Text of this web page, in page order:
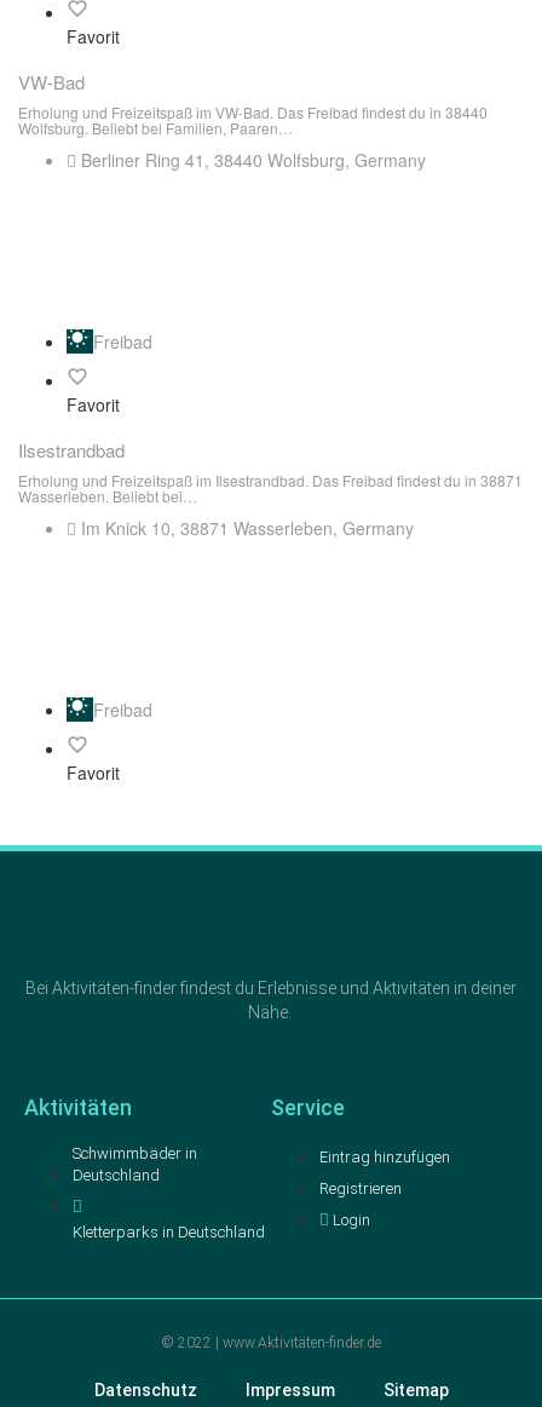
Favorit
VW-Bad
Erholung und Freizeitspaß im VW-Bad. Das Freibad findest du in 38440
Wolfsburg. Beliebt bei Familien, Paaren…
Berliner Ring 41, 38440 Wolfsburg, Germany
Freibad
Favorit
Ilsestrandbad
Erholung und Freizeitspaß im Ilsestrandbad. Das Freibad findest du in 38871
Wasserleben. Beliebt bei…
Im Knick 10, 38871 Wasserleben, Germany
Freibad
Favorit
Bei Aktivitäten-finder findest du Erlebnisse und Aktivitäten in deiner
Nähe.
Aktivitäten
Schwimmbäder in
Deutschland
Kletterparks in Deutschland
Service
Eintrag hinzufügen
Registrieren
Login
© 2022 | www.Aktivitäten-finder.de
Datenschutz Impressum Sitemap